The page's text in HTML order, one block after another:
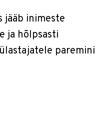
jääb inimeste
ja hõlpsasti
paremini